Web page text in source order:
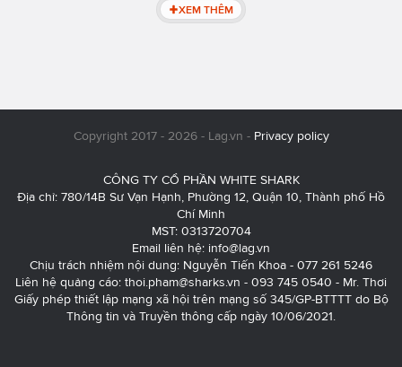
XEM THÊM
Copyright 2017 - 2026 - Lag.vn - Privacy policy
CÔNG TY CỔ PHẦN WHITE SHARK
Địa chỉ: 780/14B Sư Vạn Hạnh, Phường 12, Quận 10, Thành phố Hồ
Chí Minh
MST: 0313720704
Email liên hệ: info@lag.vn
Chịu trách nhiệm nội dung: Nguyễn Tiến Khoa - 077 261 5246
Liên hệ quảng cáo: thoi.pham@sharks.vn - 093 745 0540 - Mr. Thơi
Giấy phép thiết lập mạng xã hội trên mạng số 345/GP-BTTTT do Bộ
Thông tin và Truyền thông cấp ngày 10/06/2021.